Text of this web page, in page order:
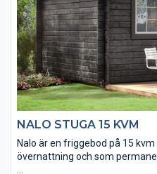
NALO STUGA 15 KVM
Nalo är en friggebod på 15
övernattning och som